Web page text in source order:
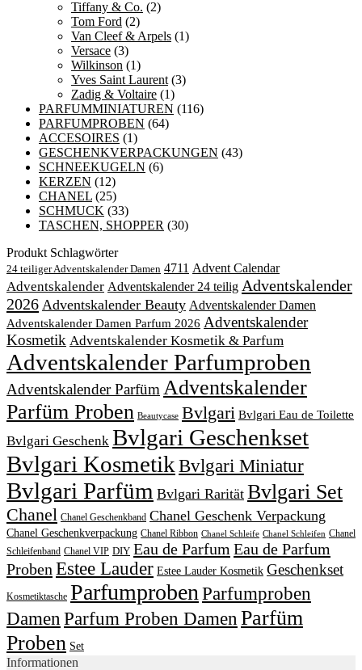
Tiffany & Co. (2)
Tom Ford (2)
Van Cleef & Arpels (1)
Versace (3)
Wilkinson (1)
Yves Saint Laurent (3)
Zadig & Voltaire (1)
PARFUMMINIATUREN (116)
PARFUMPROBEN (64)
ACCESOIRES (1)
GESCHENKVERPACKUNGEN (43)
SCHNEEKUGELN (6)
KERZEN (12)
CHANEL (25)
SCHMUCK (33)
TASCHEN, SHOPPER (30)
Produkt Schlagwörter
24 teiliger Adventskalender Damen 4711 Advent Calendar
Adventskalender Adventskalender 24 teilig Adventskalender
2026 Adventskalender Beauty Adventskalender Damen
Adventskalender Damen Parfum 2026 Adventskalender
Kosmetik Adventskalender Kosmetik & Parfum
Adventskalender Parfumproben
Adventskalender Parfüm Adventskalender
Parfüm Proben Beautycase Bvlgari Bvlgari Eau de Toilette
Bvlgari Geschenk Bvlgari Geschenkset
Bvlgari KosmetikBvlgari Miniatur
Bvlgari Parfüm Bvlgari Rarität Bvlgari Set
Chanel Chanel Geschenkband Chanel Geschenk Verpackung
Chanel Geschenkverpackung Chanel Ribbon Chanel Schleife Chanel Schleifen Chanel
Schleifenband Chanel VIP DIY Eau de Parfum Eau de Parfum
Proben Estee Lauder Estee Lauder Kosmetik Geschenkset
Kosmetiktasche Parfumproben Parfumproben
Damen Parfum Proben Damen Parfüm
Proben Set
Informationen